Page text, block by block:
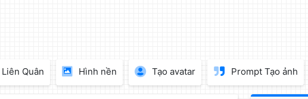
Liên Quân Hình nền Tạo avatar Prompt Tạo ảnh